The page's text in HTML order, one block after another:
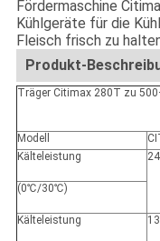
Fördermaschine
Kühlgeräte für die
Fleisch frisch zu
Produkt-
Träger Citimax 280T zu
Modell
Kälteleistung
(0℃/30℃)
Kälteleistung